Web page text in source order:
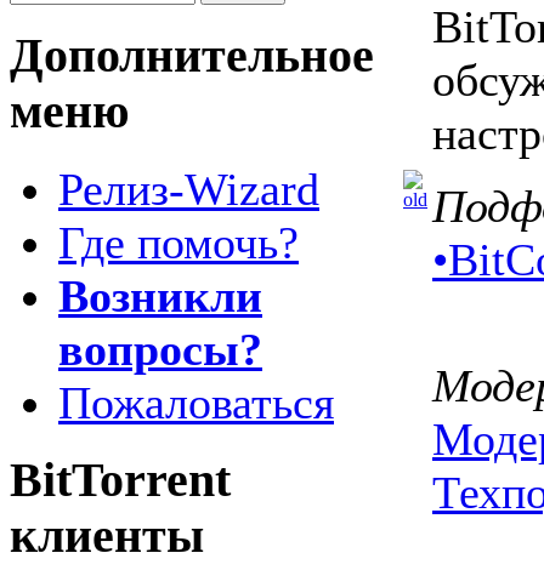
Дополнительное
меню
Релиз-Wizard
Где помочь?
Возникли
вопросы?
Пожаловаться
BitTorrent
клиенты
•